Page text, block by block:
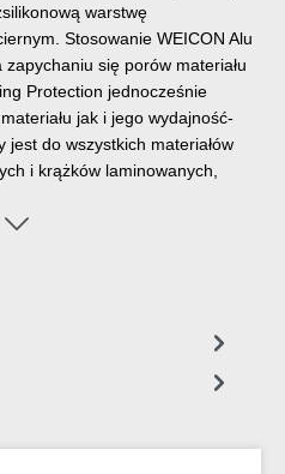
warstwę
Stosowanie WEICON Alu
się porów materiału
Protection jednocześnie
jak i jego wydajność-
jest do wszystkich materiałów
i krążków laminowanych,